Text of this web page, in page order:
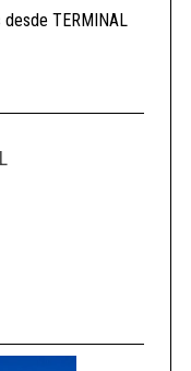
desde TERMINAL